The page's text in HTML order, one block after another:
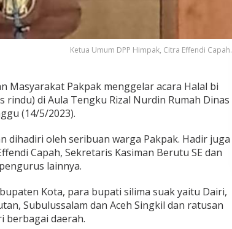
Ketua Umum DPP Himpak, Citra Effendi Capah.
Masyarakat Pakpak menggelar acara Halal bi
rindu) di Aula Tengku Rizal Nurdin Rumah Dinas
(14/5/2023).
dihadiri oleh seribuan warga Pakpak. Hadir juga
Capah, Sekretaris Kasiman Berutu SE dan
lainnya.
Kota, para bupati silima suak yaitu Dairi,
Subulussalam dan Aceh Singkil dan ratusan
berbagai daerah.